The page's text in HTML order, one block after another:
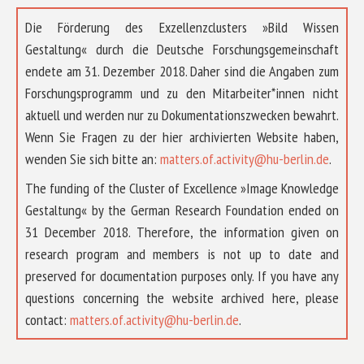
Die Förderung des Exzellenzclusters »Bild Wissen
Gestaltung« durch die Deutsche Forschungsgemeinschaft
endete am 31. Dezember 2018. Daher sind die Angaben zum
Forschungsprogramm und zu den Mitarbeiter*innen nicht
aktuell und werden nur zu Dokumentationszwecken bewahrt.
Wenn Sie Fragen zu der hier archivierten Website haben,
wenden Sie sich bitte an: matters.of.activity@hu-berlin.de.
The funding of the Cluster of Excellence »Image Knowledge
Gestaltung« by the German Research Foundation ended on
31 December 2018. Therefore, the information given on
research program and members is not up to date and
preserved for documentation purposes only. If you have any
questions concerning the website archived here, please
contact: matters.of.activity@hu-berlin.de.
ABOUT US